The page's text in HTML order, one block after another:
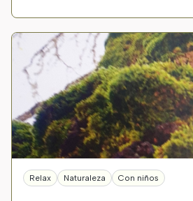
Relax Naturaleza Con niños